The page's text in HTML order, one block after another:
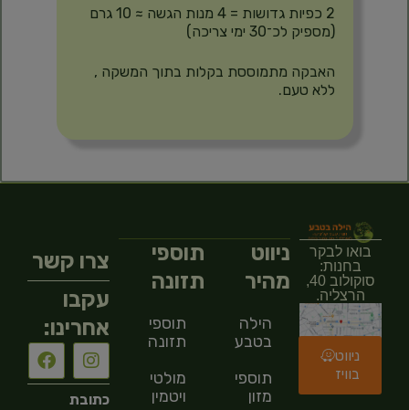
2 כפיות גדושות = 4 מנות הגשה ≈ 10 גרם
(מספיק לכ־30 ימי צריכה)
האבקה מתמוססת בקלות בתוך המשקה ,
ללא טעם.
בואו לבקר
בחנות:
סוקולוב 40,
הרצליה.
ניווט
בוויז
ניווט
מהיר
הילה
בטבע
תוספי
מזון
תוספי
תזונה
תוספי
תזונה
מולטי
ויטמין
צרו קשר
עקבו
אחרינו:
כתובת